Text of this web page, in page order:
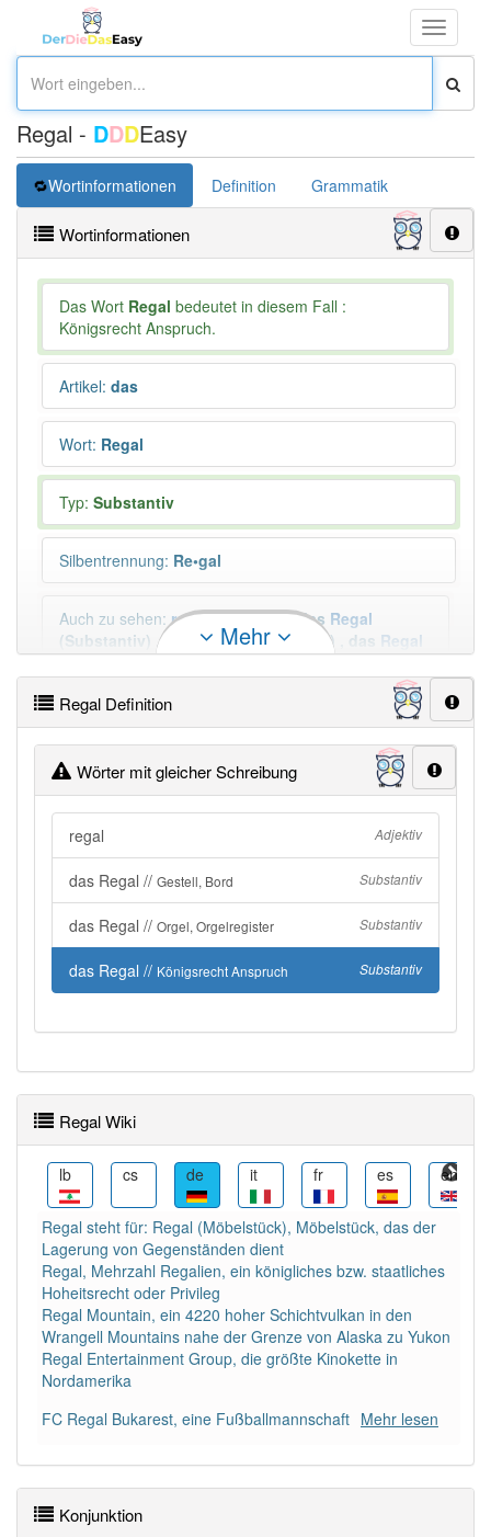
Toggle
Regal - DDDEasy
Wortinformationen Definition Grammatik
Wortinformationen
Das Wort Regal bedeutet in diesem Fall :
Königsrecht Anspruch.
Artikel: das
Wort: Regal
Typ: Substantiv
Silbentrennung: Re•gal
Auch zu sehen: regal(Adjektiv),das Regal
(Substantiv) , Regal(Substantiv) das Regal
Regal Wiktionary
PowerIndex:2 185
Wörter mit Endung-regal: 13
Wörter mit Endung-regalaber mit einem anderen
87% unserer Spielapp-Nutzer haben den Artikel
korrekt erraten.
Mehr
Regal Definition
Wörter mit gleicher Schreibung
regal Adjektiv
das Regal // Gestell, Bord Substantiv
das Regal // Orgel, Orgelregister Substantiv
das Regal // Königsrecht Anspruch Substantiv
Regal Wiki
lb cs de it fr es en
Regal steht für: Regal (Möbelstück), Möbelstück, das der
Lagerung von Gegenständen dient
Regal, Mehrzahl Regalien, ein königliches bzw. staatliches
Hoheitsrecht oder Privileg
Regal Mountain, ein 4220 hoher Schichtvulkan in den
Wrangell Mountains nahe der Grenze von Alaska zu Yukon
Regal Entertainment Group, die größte Kinokette in
Nordamerika
FC Regal Bukarest, eine Fußballmannschaft Mehr lesen
Konjunktion